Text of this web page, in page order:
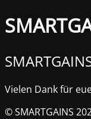
Vielen Dank für
© SMARTGAINS